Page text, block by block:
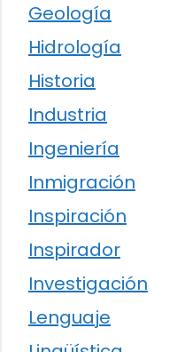
Geología
Hidrología
Historia
Industria
Ingeniería
Inmigración
Inspiración
Inspirador
Investigación
Lenguaje